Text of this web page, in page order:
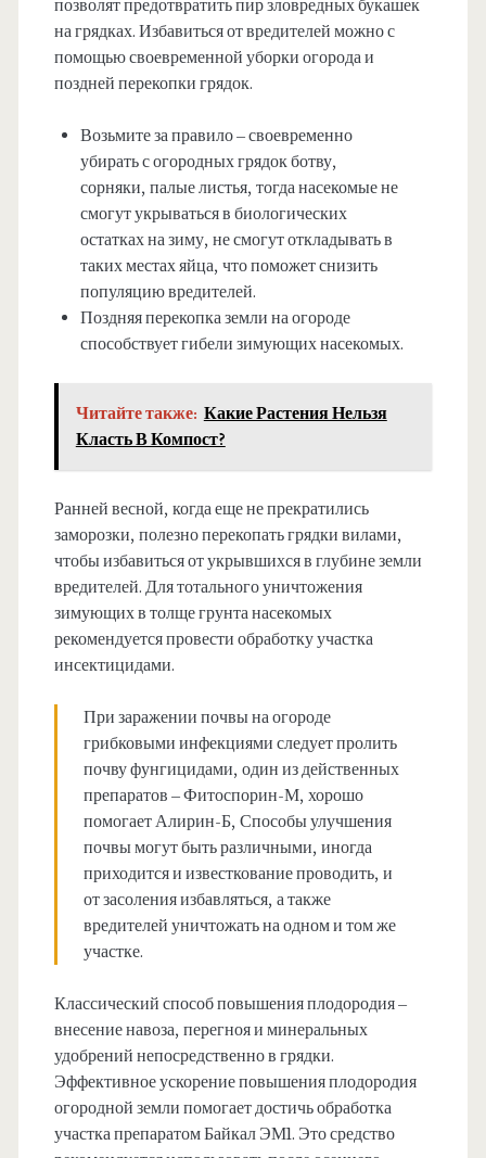
позволят предотвратить пир зловредных букашек
на грядках. Избавиться от вредителей можно с
помощью своевременной уборки огорода и
поздней перекопки грядок.
Возьмите за правило – своевременно
убирать с огородных грядок ботву,
сорняки, палые листья, тогда насекомые не
смогут укрываться в биологических
остатках на зиму, не смогут откладывать в
таких местах яйца, что поможет снизить
популяцию вредителей.
Поздняя перекопка земли на огороде
способствует гибели зимующих насекомых.
Читайте также: Какие Растения Нельзя
Класть В Компост?
Ранней весной, когда еще не прекратились
заморозки, полезно перекопать грядки вилами,
чтобы избавиться от укрывшихся в глубине земли
вредителей. Для тотального уничтожения
зимующих в толще грунта насекомых
рекомендуется провести обработку участка
инсектицидами.
При заражении почвы на огороде
грибковыми инфекциями следует пролить
почву фунгицидами, один из действенных
препаратов – Фитоспорин-М, хорошо
помогает Алирин-Б, Способы улучшения
почвы могут быть различными, иногда
приходится и известкование проводить, и
от засоления избавляться, а также
вредителей уничтожать на одном и том же
участке.
Классический способ повышения плодородия –
внесение навоза, перегноя и минеральных
удобрений непосредственно в грядки.
Эффективное ускорение повышения плодородия
огородной земли помогает достичь обработка
участка препаратом Байкал ЭМ1. Это средство